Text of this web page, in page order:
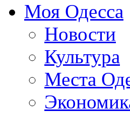
Моя Одесса
Новости
Культура
Места